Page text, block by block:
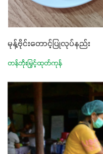
မုန့်ဗိုင်းတောင့်ပြုလုပ်နည်း
တန်ဘိုးမြှင့်ထုတ်ကုန်